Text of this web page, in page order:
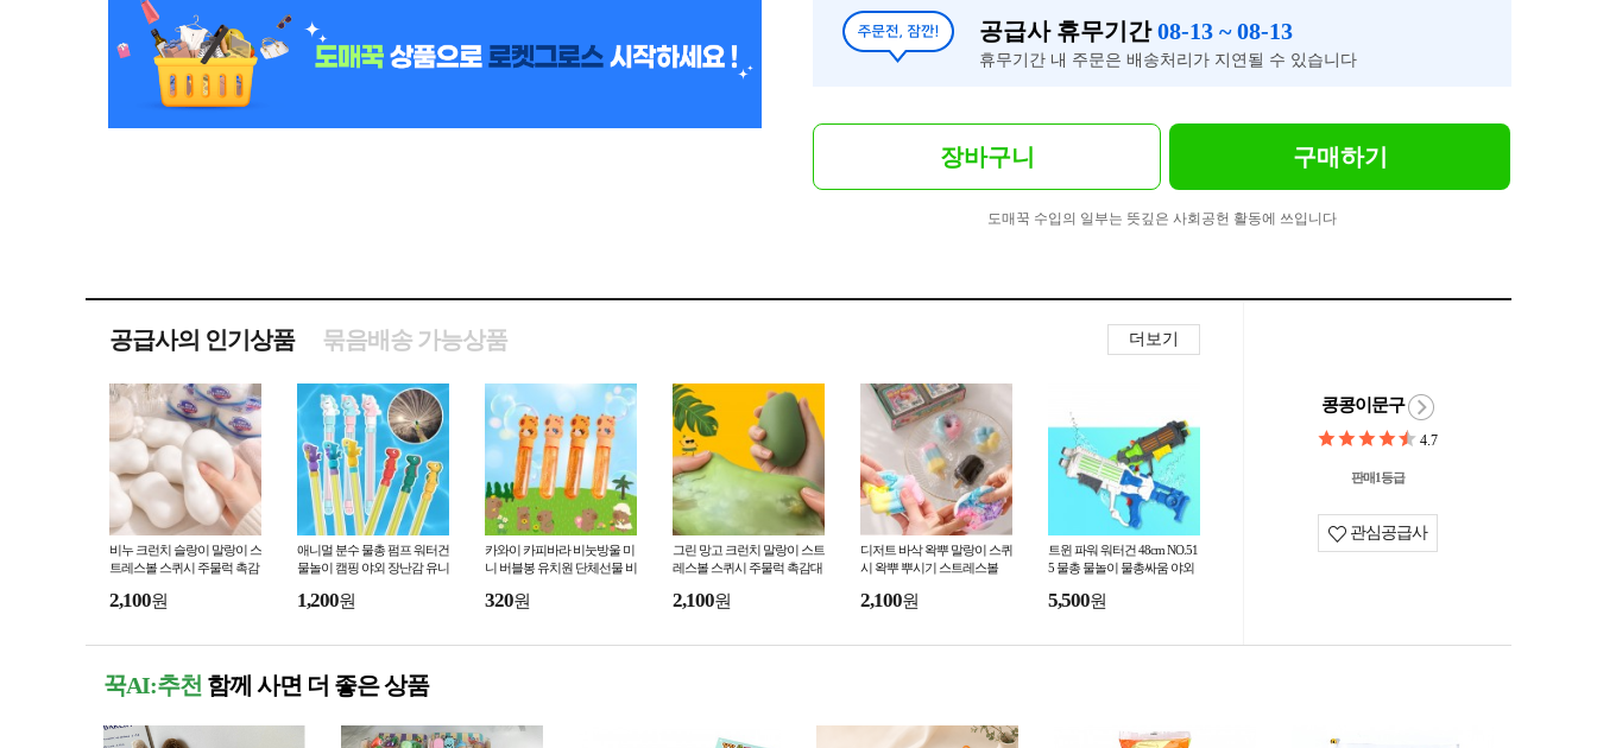
공급사 휴무기간08-13 ~ 08-13
휴무기간 내 주문은 배송처리가 지연될 수 있습니다
장바구니 구매하기
도매꾹 수입의 일부는 뜻깊은 사회공헌 활동에 쓰입니다
공급사의 인기상품 더보기
묶음배송 가능상품
비누 크런치 슬랑이 말랑이 스
트레스볼 스퀴시 주물럭 촉감
2,100원
애니멀 분수 물총 펌프 워터건
물놀이 캠핑 야외 장난감 유니
1,200원
카와이 카피바라 비눗방울 미
니 버블봉 유치원 단체선물 비
320원
그린 망고 크런치 말랑이 스트
레스볼 스퀴시 주물럭 촉감대
2,100원
디저트 바삭 왁뿌 말랑이 스퀴
시 왁뿌 뿌시기 스트레스볼
2,100원
트윈 파워 워터건 48cm NO.51
5 물총 물놀이 물총싸움 야외
5,500원
콩콩이문구
4.7
판매1등급
관심공급사
꾹AI:추천 함께 사면 더 좋은 상품